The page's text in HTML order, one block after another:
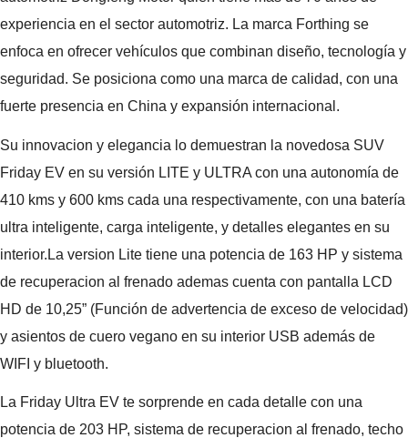
experiencia en el sector automotriz. La marca Forthing se
enfoca en ofrecer vehículos que combinan diseño, tecnología y
seguridad. Se posiciona como una marca de calidad, con una
fuerte presencia en China y expansión internacional.
Su innovacion y elegancia lo demuestran la novedosa SUV
Friday EV en su versión LITE y ULTRA con una autonomía de
410 kms y 600 kms cada una respectivamente, con una batería
ultra inteligente, carga inteligente, y detalles elegantes en su
interior.La version Lite tiene una potencia de 163 HP y sistema
de recuperacion al frenado ademas cuenta con pantalla LCD
HD de 10,25” (Función de advertencia de exceso de velocidad)
y asientos de cuero vegano en su interior USB además de
WIFI y bluetooth.
La Friday Ultra EV te sorprende en cada detalle con una
potencia de 203 HP, sistema de recuperacion al frenado, techo